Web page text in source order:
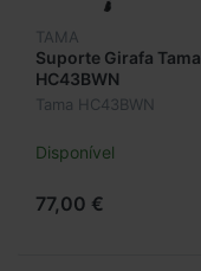
TAMA
Suporte Girafa Tama
HC43BWN
Tama HC43BWN
Disponível
77,00 €